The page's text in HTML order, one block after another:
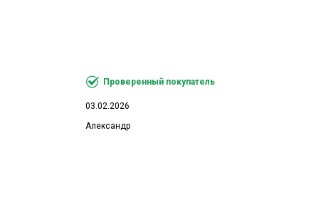
Проверенный покупатель
03.02.2026
Александр